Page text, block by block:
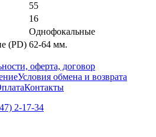
55
16
Однофокальные
(PD) 62-64 мм.
оферта, договор
Условия обмена и возврата
Контакты
2-17-34